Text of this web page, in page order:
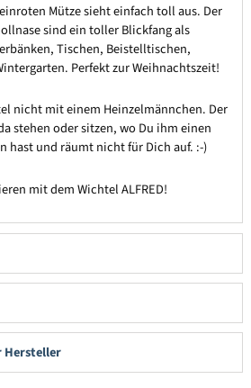
Mütze sieht einfach toll aus. Der
sind ein toller Blickfang als
Tischen, Beistelltischen,
Perfekt zur Weihnachtszeit!
nicht mit einem Heinzelmännchen. Der
stehen oder sitzen, wo Du ihm einen
hast und räumt nicht für Dich auf. :-)
mit dem Wichtel ALFRED!